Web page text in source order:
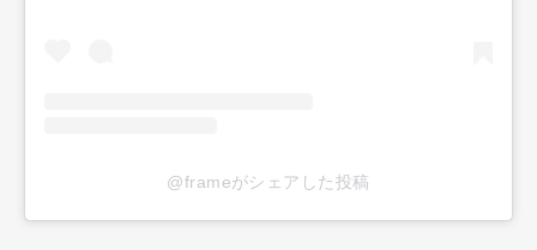
@frameがシェアした投稿